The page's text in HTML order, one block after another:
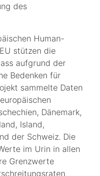
des
Human-
stützen die
aufgrund der
Bedenken für
sammelte Daten
Dänemark,
Island,
der Schweiz. Die
im Urin in allen
Grenzwerte